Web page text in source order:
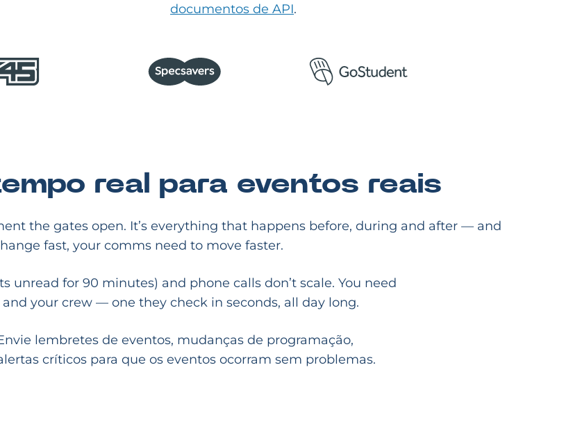
documentos de API.
real para eventos reais
the gates open. It’s everything that happens before, during and after — and
fast, your comms need to move faster.
unread for 90 minutes) and phone calls don’t scale. You need
your crew — one they check in seconds, all day long.
lembretes de eventos, mudanças de programação,
críticos para que os eventos ocorram sem problemas.